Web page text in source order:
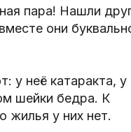
пара! Нашли
они
у неё катаракта, у
шейки бедра. К
жилья у них нет.